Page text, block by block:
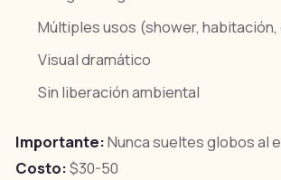
Múltiples usos (shower,
Visual dramático
Sin liberación ambiental
Importante:Nunca sueltes globos al
Costo:$30-50